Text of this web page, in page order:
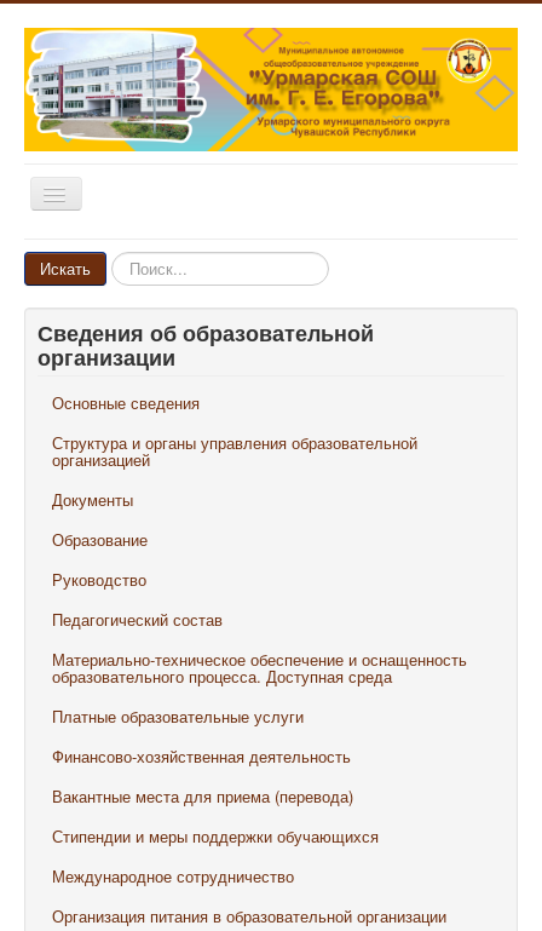
Включить/
выключить
Главная
Объявления
Родителям и ученикам
Педагогам и сотрудникам
Выпускникам
Наши достижения
Искать Искать...
Сведения об образовательной
организации
Основные сведения
Структура и органы управления образовательной
организацией
Документы
Образование
Руководство
Педагогический состав
Материально-техническое обеспечение и оснащенность
образовательного процесса. Доступная среда
Платные образовательные услуги
Финансово-хозяйственная деятельность
Вакантные места для приема (перевода)
Стипендии и меры поддержки обучающихся
Международное сотрудничество
Организация питания в образовательной организации